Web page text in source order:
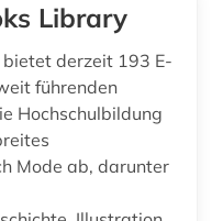
Library
derzeit 193 E-
führenden
Hochschulbildung
Mode ab, darunter